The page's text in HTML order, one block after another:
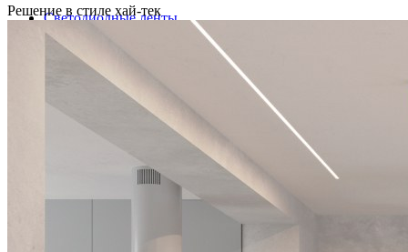
Светодиодные ленты
Профили
Аварийные указатели
диммеры и Диммируемые
Решение в стиле хай-тек